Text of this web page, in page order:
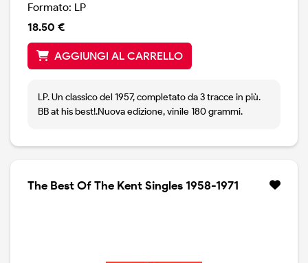
Formato: LP
18.50 €
AGGIUNGI AL CARRELLO
LP. Un classico del 1957, completato da 3 tracce in più.
BB at his best!.Nuova edizione, vinile 180 grammi.
The Best Of The Kent Singles 1958-1971